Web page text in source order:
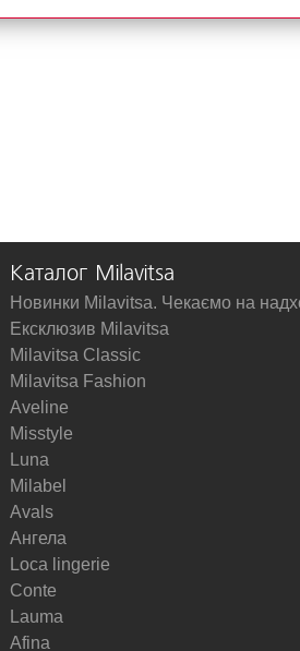
Каталог Milavitsa
Новинки Milavitsa. Чекаємо на
Ексклюзив Milavitsa
Milavitsa Classic
Milavitsa Fashion
Aveline
Misstyle
Luna
Milabel
Avals
Ангела
Loca lingerie
Conte
Lauma
Afina